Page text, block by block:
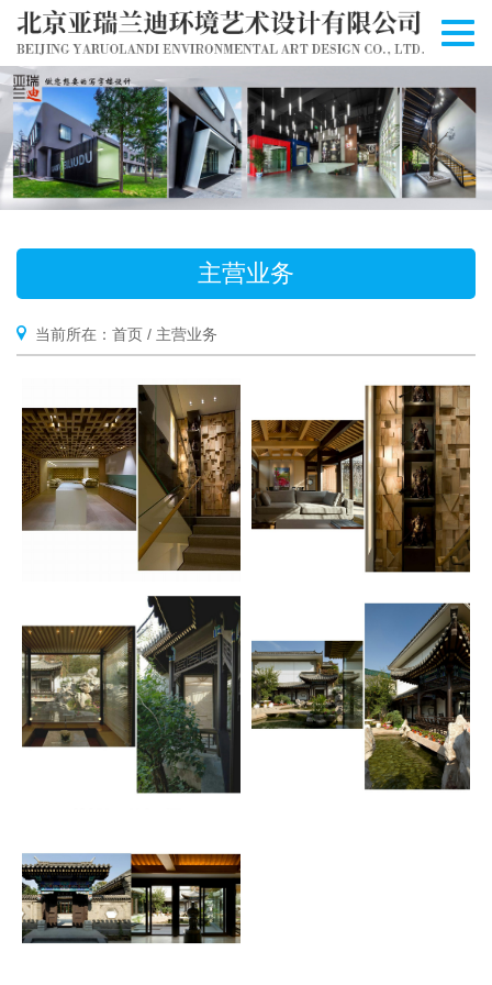
切
航
主营业务
当前所在： 首页 / 主营业务
别墅篇
MORE INFO →
别墅篇
MORE INFO →
别墅篇
MORE INFO →